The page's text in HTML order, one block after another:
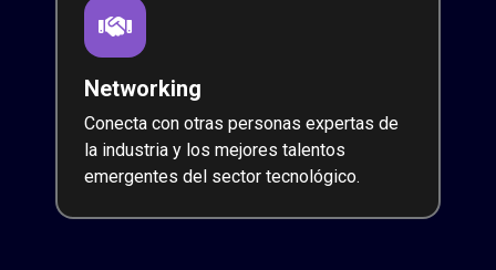
Networking
Conecta con otras personas expertas de
la industria y los mejores talentos
emergentes del sector tecnológico.